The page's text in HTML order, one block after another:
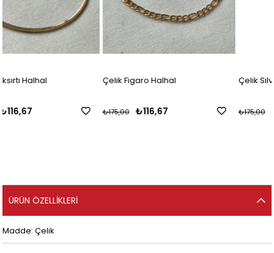
Çelik Figaro Halhal
₺175,00
Çelik Silver Döner İtalyan Halhal
₺175,00
ÜRÜN ÖZELLIKLERI
Madde: Çelik